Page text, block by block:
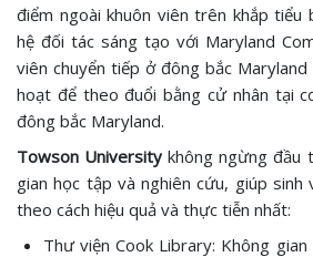
điểm ngoài khuôn viên trên khắp tiểu
hệ đối tác sáng tạo với Maryland
viên chuyển tiếp ở đông bắc
hoạt để theo đuổi bằng cử nhân tại
đông bắc Maryland.
Towson University không ngừng đầu
gian học tập và nghiên cứu, giúp sinh
theo cách hiệu quả và thực tiễn nhất:
Thư viện Cook Library: Không